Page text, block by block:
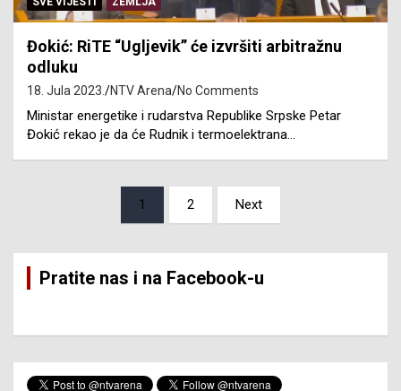
Đokić: RiTE “Ugljevik” će izvršiti arbitražnu
odluku
18. Jula 2023. NTV Arena No Comments
Ministar energetike i rudarstva Republike Srpske Petar
Đokić rekao je da će Rudnik i termoelektrana…
1 2 Next
Pratite nas i na Facebook-u